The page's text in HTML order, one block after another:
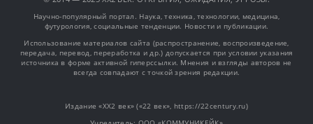
Научно-популярный портал. Наука, техника, технологии, медицина,
футурология, социальные тенденции. Новости и публикации.
Использование материалов сайта (распространение, воспроизведение,
передача, перевод, переработка и др.) допускается при условии указания
источника в форме активной гиперссылки. Мнения и взгляды авторов не
всегда совпадают с точкой зрения редакции.
Издание «XX2 век» («22 век», https://22century.ru)